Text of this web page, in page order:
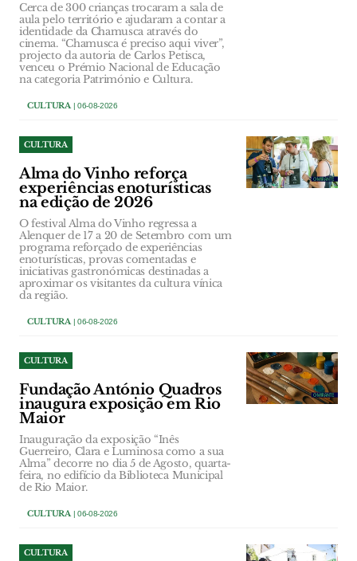
Cerca de 300 crianças trocaram a sala de
aula pelo território e ajudaram a contar a
identidade da Chamusca através do
cinema. “Chamusca é preciso aqui viver”,
projecto da autoria de Carlos Petisca,
venceu o Prémio Nacional de Educação
na categoria Património e Cultura.
CULTURA| 06-08-2026
CULTURA
Alma do Vinho reforça
experiências enoturísticas
na edição de 2026
O festival Alma do Vinho regressa a
Alenquer de 17 a 20 de Setembro com um
programa reforçado de experiências
enoturísticas, provas comentadas e
iniciativas gastronómicas destinadas a
aproximar os visitantes da cultura vínica
da região.
CULTURA| 06-08-2026
CULTURA
Fundação António Quadros
inaugura exposição em Rio
Maior
Inauguração da exposição “Inês
Guerreiro, Clara e Luminosa como a sua
Alma” decorre no dia 5 de Agosto, quarta-
feira, no edifício da Biblioteca Municipal
de Rio Maior.
CULTURA| 06-08-2026
CULTURA